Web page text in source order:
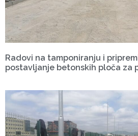
Radovi na tamponiranju i
postavljanje betonskih ploča za